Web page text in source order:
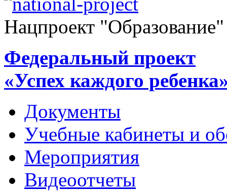
Нацпроект "Образование"
Федеральный проект
«Успех каждого
Документы
Учебные кабинеты и
Мероприятия
Видеоотчеты